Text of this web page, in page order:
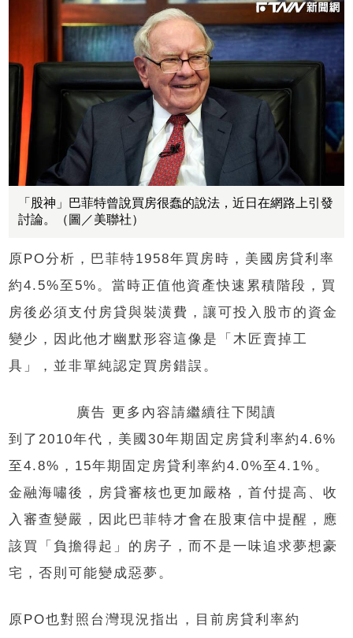
「股神」巴菲特曾說買房很蠢的說法，近日在網路上引發
討論。（圖／美聯社）
原PO分析，巴菲特1958年買房時，美國房貸利率
約4.5%至5%。當時正值他資產快速累積階段，買
房後必須支付房貸與裝潢費，讓可投入股市的資金
變少，因此他才幽默形容這像是「木匠賣掉工
具」，並非單純認定買房錯誤。
廣告 更多內容請繼續往下閱讀
到了2010年代，美國30年期固定房貸利率約4.6%
至4.8%，15年期固定房貸利率約4.0%至4.1%。
金融海嘯後，房貸審核也更加嚴格，首付提高、收
入審查變嚴，因此巴菲特才會在股東信中提醒，應
該買「負擔得起」的房子，而不是一味追求夢想豪
宅，否則可能變成惡夢。
原PO也對照台灣現況指出，目前房貸利率約